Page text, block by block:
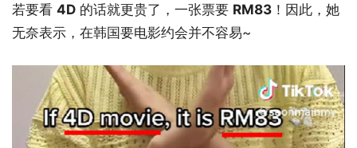
若要看 4D 的话就更贵了，一张票要 RM83 ！因此，她
无奈表示，在韩国要电影约会并不容易~